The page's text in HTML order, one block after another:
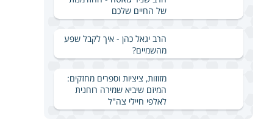
של החיים שלכם
הרב יגאל כהן - איך לקבל שפע
מהשמיים?
מזוזות, ציציות וספרים מחזקים:
המיזם שיביא שמירה רוחנית
לאלפי חיילי צה"ל